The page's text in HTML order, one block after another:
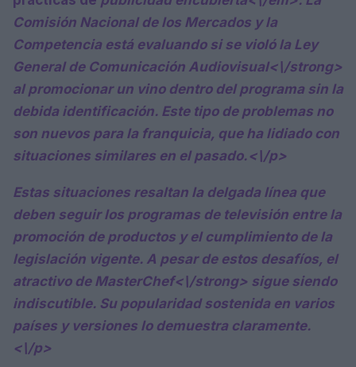
Comisión Nacional de los Mercados y la
Competencia está evaluando si se violó la Ley
General de Comunicación Audiovisual<\/strong>
al promocionar un vino dentro del programa sin la
debida identificación. Este tipo de problemas no
son nuevos para la franquicia, que ha lidiado con
situaciones similares en el pasado.<\/p>
Estas situaciones resaltan la delgada línea que
deben seguir los programas de televisión entre la
promoción de productos y el cumplimiento de la
legislación vigente. A pesar de estos desafíos, el
atractivo de MasterChef<\/strong> sigue siendo
indiscutible. Su popularidad sostenida en varios
países y versiones lo demuestra claramente.
<\/p>